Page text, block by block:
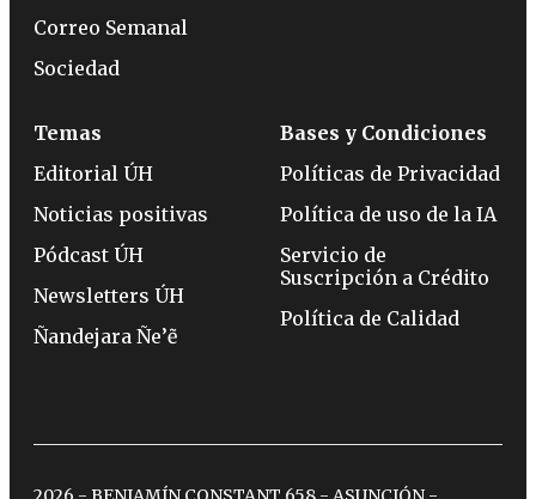
Correo Semanal
Sociedad
Temas
Editorial ÚH
Noticias positivas
Pódcast ÚH
Newsletters ÚH
Ñandejara Ñe’ẽ
Bases y Condiciones
Políticas de Privacidad
Política de uso de la IA
Servicio de
Suscripción a Crédito
Política de Calidad